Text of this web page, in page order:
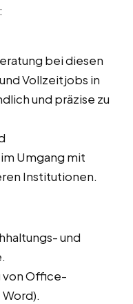
:
bei diesen
Vollzeitjobs in
und präzise zu
Umgang mit
Institutionen.
und
von Office-